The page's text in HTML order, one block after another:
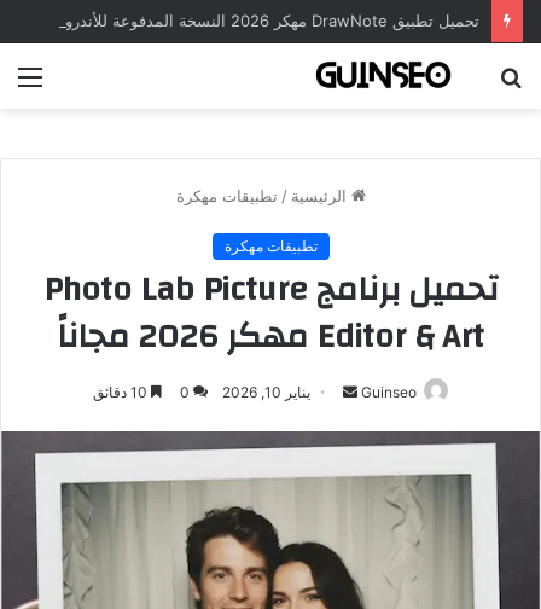
الرئيسية / تطبيقات مهكرة
تطبيقات مهكرة
تحميل برنامج Photo Lab Picture
Editor & Art مهكر 2026 مجاناً
Guinseo
أرسل
إلكترونيا
يناير 10, 2026 0